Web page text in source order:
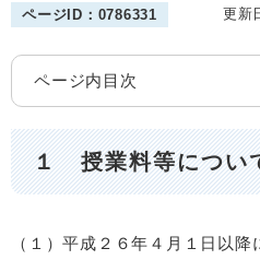
ページID：0786331 更新
ページ内目次
１ 授業料等につい
（１）平成２６年４月１日以降